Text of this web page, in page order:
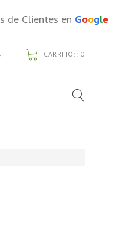
de Clientes en Google
CARRITO:: 0